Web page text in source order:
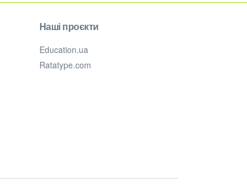
Наші проєкти
Education.ua
Ratatype.com